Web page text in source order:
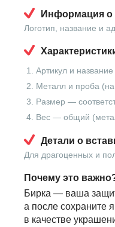
Информация о
Логотип, название и
Артикул и
Металл и проба
Размер —
Вес — общий
Детали о
Для драгоценных и
Почему это
Бирка — ваша
а после сохраните
в качестве